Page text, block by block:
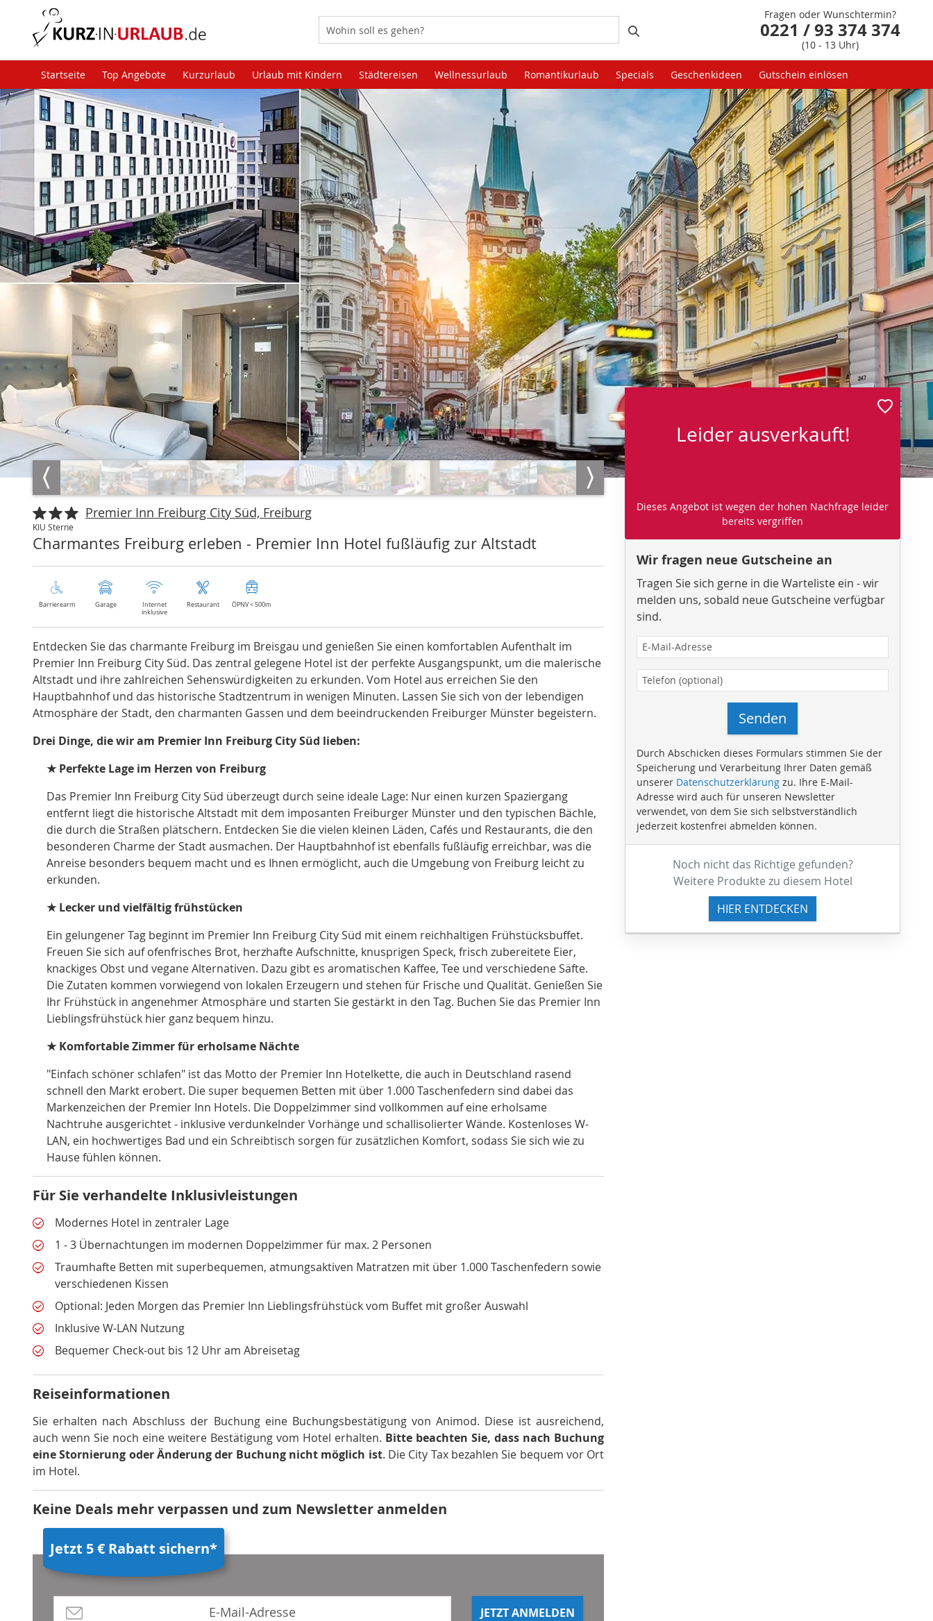
Fragen oder Wunschtermin?
0221 / 93 374 374
(10 - 13 Uhr)
Startseite Top Angebote Kurzurlaub Urlaub mit Kindern Städtereisen Wellnessurlaub Romantikurlaub Specials Geschenkideen Gutschein einlösen
KIU Sterne
Premier Inn Freiburg City Süd, Freiburg
Charmantes Freiburg erleben - Premier Inn Hotel fußläufig zur Altstadt
Barrierearm Garage
Internet
inklusive
Restaurant ÖPNV < 500m
Entdecken Sie das charmante Freiburg im Breisgau und genießen Sie einen komfortablen Aufenthalt im
Premier Inn Freiburg City Süd. Das zentral gelegene Hotel ist der perfekte Ausgangspunkt, um die malerische
Altstadt und ihre zahlreichen Sehenswürdigkeiten zu erkunden. Vom Hotel aus erreichen Sie den
Hauptbahnhof und das historische Stadtzentrum in wenigen Minuten. Lassen Sie sich von der lebendigen
Atmosphäre der Stadt, den charmanten Gassen und dem beeindruckenden Freiburger Münster begeistern.
Drei Dinge, die wir am Premier Inn Freiburg City Süd lieben:
★Perfekte Lage im Herzen von Freiburg
Das Premier Inn Freiburg City Süd überzeugt durch seine ideale Lage: Nur einen kurzen Spaziergang
entfernt liegt die historische Altstadt mit dem imposanten Freiburger Münster und den typischen Bächle,
die durch die Straßen plätschern. Entdecken Sie die vielen kleinen Läden, Cafés und Restaurants, die den
besonderen Charme der Stadt ausmachen. Der Hauptbahnhof ist ebenfalls fußläufig erreichbar, was die
Anreise besonders bequem macht und es Ihnen ermöglicht, auch die Umgebung von Freiburg leicht zu
erkunden.
★ Lecker und vielfältig frühstücken
Ein gelungener Tag beginnt im Premier Inn Freiburg City Süd mit einem reichhaltigen Frühstücksbuffet.
Freuen Sie sich auf ofenfrisches Brot, herzhafte Aufschnitte, knusprigen Speck, frisch zubereitete Eier,
knackiges Obst und vegane Alternativen. Dazu gibt es aromatischen Kaffee, Tee und verschiedene Säfte.
Die Zutaten kommen vorwiegend von lokalen Erzeugern und stehen für Frische und Qualität. Genießen Sie
Ihr Frühstück in angenehmer Atmosphäre und starten Sie gestärkt in den Tag. Buchen Sie das Premier Inn
Lieblingsfrühstück hier ganz bequem hinzu.
★ Komfortable Zimmer für erholsame Nächte
"Einfach schöner schlafen" ist das Motto der Premier Inn Hotelkette, die auch in Deutschland rasend
schnell den Markt erobert. Die super bequemen Betten mit über 1.000 Taschenfedern sind dabei das
Markenzeichen der Premier Inn Hotels. Die Doppelzimmer sind vollkommen auf eine erholsame
Nachtruhe ausgerichtet - inklusive verdunkelnder Vorhänge und schallisolierter Wände. Kostenloses W-
LAN, ein hochwertiges Bad und ein Schreibtisch sorgen für zusätzlichen Komfort, sodass Sie sich wie zu
Hause fühlen können.
Für Sie verhandelte Inklusivleistungen
Modernes Hotel in zentraler Lage
1 - 3 Übernachtungen im modernen Doppelzimmer für max. 2 Personen
Traumhafte Betten mit superbequemen, atmungsaktiven Matratzen mit über 1.000 Taschenfedern sowie
verschiedenen Kissen
Optional: Jeden Morgen das Premier Inn Lieblingsfrühstück vom Buffet mit großer Auswahl
Inklusive W-LAN Nutzung
Bequemer Check-out bis 12 Uhr am Abreisetag
Reiseinformationen
Sie erhalten nach Abschluss der Buchung eine Buchungsbestätigung von Animod. Diese ist ausreichend,
auch wenn Sie noch eine weitere Bestätigung vom Hotel erhalten. Bitte beachten Sie, dass nach Buchung
eine Stornierung oder Änderung der Buchung nicht möglich ist. Die City Tax bezahlen Sie bequem vor Ort
im Hotel.
Keine Deals mehr verpassen und zum Newsletter anmelden
Jetzt 5 € Rabatt sichern*
JETZT ANMELDEN
Leider ausverkauft!
Dieses Angebot ist wegen der hohen Nachfrage leider
bereits vergriffen
Wir fragen neue Gutscheine an
Tragen Sie sich gerne in die Warteliste ein - wir
melden uns, sobald neue Gutscheine verfügbar
sind.
Senden
Durch Abschicken dieses Formulars stimmen Sie der
Speicherung und Verarbeitung Ihrer Daten gemäß
unserer Datenschutzerklärungzu. Ihre E-Mail-
Adresse wird auch für unseren Newsletter
verwendet, von dem Sie sich selbstverständlich
jederzeit kostenfrei abmelden können.
Noch nicht das Richtige gefunden?
Weitere Produkte zu diesem Hotel
HIER ENTDECKEN